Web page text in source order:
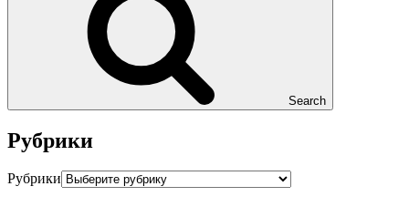
Search
Рубрики
Рубрики